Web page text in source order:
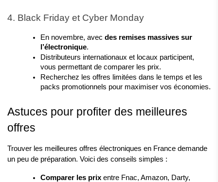
4. Black Friday et Cyber Monday
En novembre, avec des remises massives sur
l’électronique.
Distributeurs internationaux et locaux participent,
vous permettant de comparer les prix.
Recherchez les offres limitées dans le temps et les
packs promotionnels pour maximiser vos économies.
Astuces pour profiter des meilleures
offres
Trouver les meilleures offres électroniques en France demande
un peu de préparation. Voici des conseils simples :
Comparer les prix entre Fnac, Amazon, Darty,